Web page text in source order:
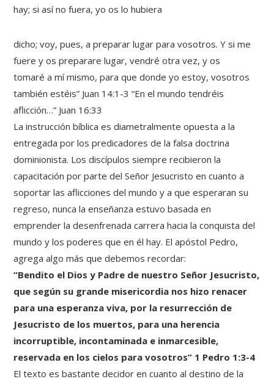
hay; si así no fuera, yo os lo hubiera
dicho; voy, pues, a preparar lugar para vosotros. Y si me
fuere y os preparare lugar, vendré otra vez, y os
tomaré a mí mismo, para que donde yo estoy, vosotros
también estéis” Juan 14:1-3 “En el mundo tendréis
aflicción…” Juan 16:33
La instrucción bíblica es diametralmente opuesta a la
entregada por los predicadores de la falsa doctrina
dominionista. Los discípulos siempre recibieron la
capacitación por parte del Señor Jesucristo en cuanto a
soportar las aflicciones del mundo y a que esperaran su
regreso, nunca la enseñanza estuvo basada en
emprender la desenfrenada carrera hacia la conquista del
mundo y los poderes que en él hay. El apóstol Pedro,
agrega algo más que debemos recordar:
“Bendito el Dios y Padre de nuestro Señor Jesucristo,
que según su grande misericordia nos hizo renacer
para una esperanza viva, por la resurrección de
Jesucristo de los muertos, para una herencia
incorruptible, incontaminada e inmarcesible,
reservada en los cielos para vosotros” 1 Pedro 1:3-4
El texto es bastante decidor en cuanto al destino de la